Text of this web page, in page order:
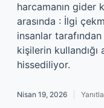
harcamanın gider
arasında : İlgi
insanlar
kişilerin
hissediliyor.
Nisan 19, 2026 Yanıtla